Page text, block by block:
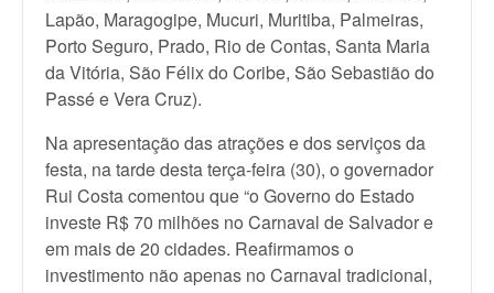
Lapão, Maragogipe, Mucuri, Muritiba, Palmeiras,
Porto Seguro, Prado, Rio de Contas, Santa Maria
da Vitória, São Félix do Coribe, São Sebastião do
Passé e Vera Cruz).
Na apresentação das atrações e dos serviços da
festa, na tarde desta terça-feira (30), o governador
Rui Costa comentou que “o Governo do Estado
investe R$ 70 milhões no Carnaval de Salvador e
em mais de 20 cidades. Reafirmamos o
investimento não apenas no Carnaval tradicional,